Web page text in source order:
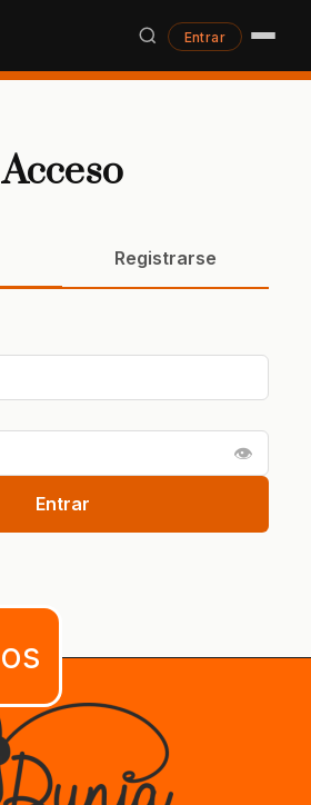
Entrar
Acceso
Registrarse
👁
Entrar